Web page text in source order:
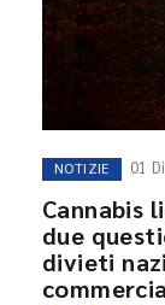
NOTIZIE 01
Cannabis
due
divieti